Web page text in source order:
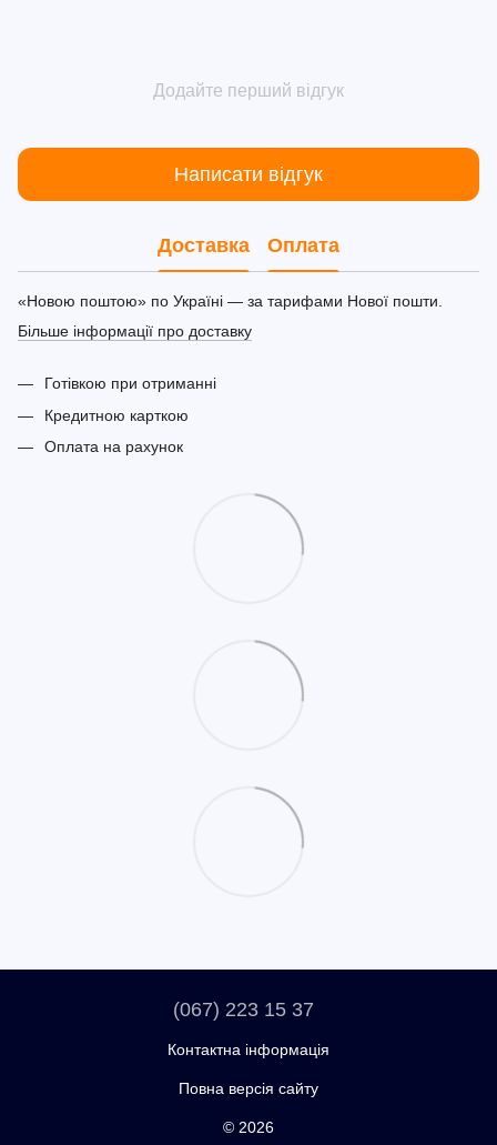
Додайте перший відгук
Написати відгук
Доставка Оплата
«Новою поштою» по Україні — за тарифами Нової пошти.
Більше інформації про доставку
Готівкою при отриманні
Кредитною карткою
Оплата на рахунок
(067) 223 15 37
Контактна інформація
Повна версія сайту
© 2026